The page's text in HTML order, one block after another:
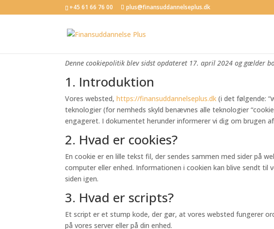
+45 61 66 76 00 plus@finansuddannelseplus.dk
Cookiepolitik (EU)
Denne cookiepolitik blev sidst opdateret 17. april 2024 og gælder
1. Introduktion
Vores websted,https://finansuddannelseplus.dk (i det følgende:
teknologier (for nemheds skyld benævnes alle teknologier
engageret. I dokumentet herunder informerer vi dig om brugen
2. Hvad er cookies?
En cookie er en lille tekst fil, der sendes sammen med sider på
computer eller enhed. Informationen i cookien kan blive sendt til
siden igen.
3. Hvad er scripts?
Et script er et stump kode, der gør, at vores websted fungerer
på vores server eller på din enhed.